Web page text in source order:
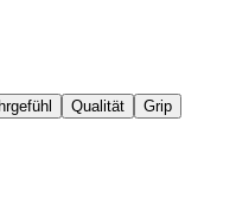
Qualität
Grip